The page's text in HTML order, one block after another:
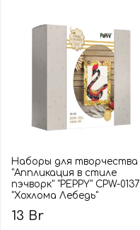
Наборы для творчества
"Аппликация в стиле
пэчворк" "PEPPY" CPW-0137
"Хохлома Лебедь"
13 Br